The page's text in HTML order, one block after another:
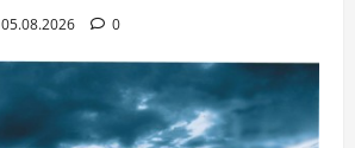
05.08.2026 0